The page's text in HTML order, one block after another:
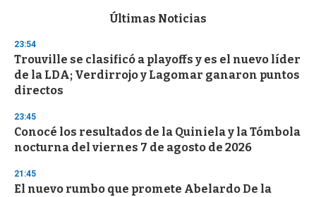
d
s
o
f
3
s
e
c
o
d
s
Últimas Noticias
23:54
Trouville se clasificó a playoffs y es el nuevo líder
de la LDA; Verdirrojo y Lagomar ganaron puntos
directos
23:45
Conocé los resultados de la Quiniela y la Tómbola
nocturna del viernes 7 de agosto de 2026
21:45
El nuevo rumbo que promete Abelardo De la